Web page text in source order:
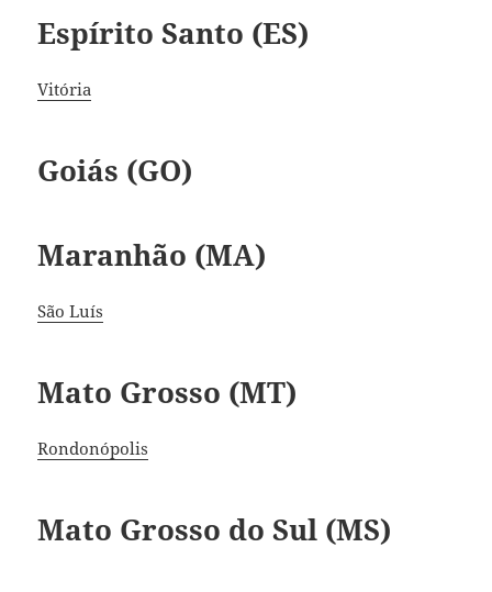
Espírito Santo (ES)
Vitória
Goiás (GO)
Maranhão (MA)
São Luís
Mato Grosso (MT)
Rondonópolis
Mato Grosso do Sul (MS)